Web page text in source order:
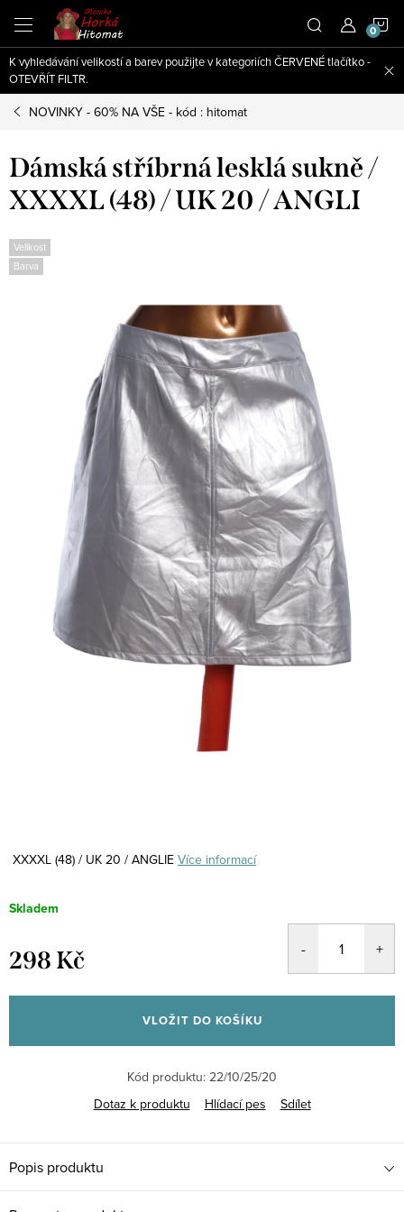
obsah
K vyhledávání velikostí a barev použijte v kategoriích ČERVENÉ tlačítko -
OTEVŘÍT FILTR.
NOVINKY - 60% NA VŠE - kód : hitomat
Dámská stříbrná lesklá sukně /
XXXXL (48) / UK 20 / ANGLI
Velikost
Barva
XXXXL (48) / UK 20 / ANGLIE Více informací
Skladem
298 Kč
cena:
VLOŽIT DO KOŠÍKU
Kód produktu: 22/10/25/20
Dotaz k produktu
Hlídací pes Sdílet
Popis produktu